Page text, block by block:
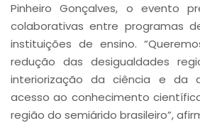
Pinheiro Gonçalves, o evento
colaborativas entre programas
instituições de ensino.
redução das desigualdades
interiorização da ciência e da
acesso ao conhecimento
região do semiárido brasileiro”,